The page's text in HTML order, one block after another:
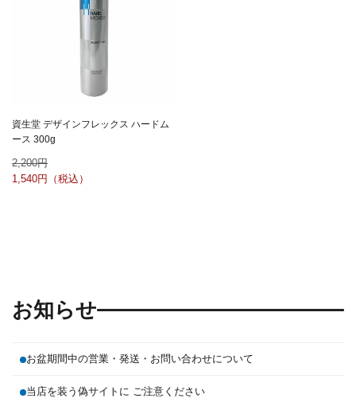
資生堂 デザインフレックス ハードム
ース 300g
2,200
1,540
お知らせ
お盆期間中の営業・発送・お問い合わせについて
当店を装う偽サイトに ご注意ください